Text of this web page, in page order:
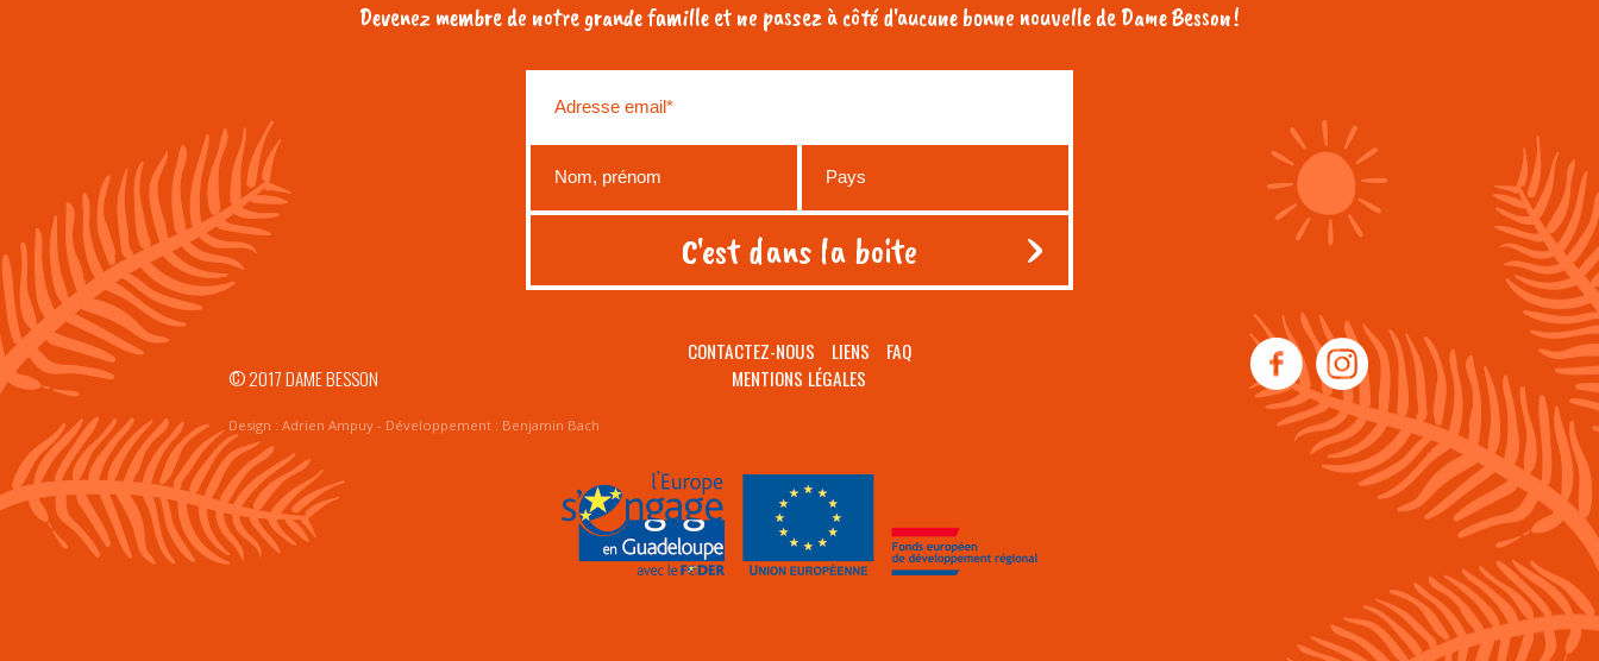
Devenez membre de notre grande famille et ne passez à côté d'aucune bonne nouvelle de Dame Besson !
© 2017 DAME BESSON
CONTACTEZ-NOUS LIENS
FAQ
MENTIONS LÉGALES
Design : Adrien Ampuy - Développement : Benjamin Bach